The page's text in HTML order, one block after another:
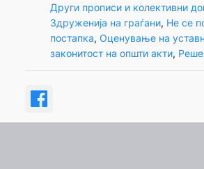
Други прописи и колективни
Здруженија на граѓани, Не се
постапка, Оценување на
законитост на општи акти,